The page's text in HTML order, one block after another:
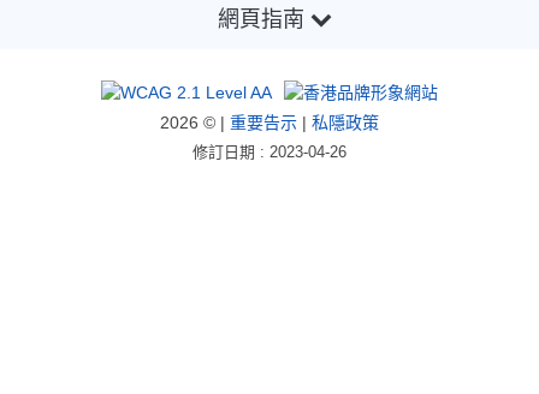
網頁指南
2026 © | 重要告示 | 私隱政策
修訂日期 : 2023-04-26